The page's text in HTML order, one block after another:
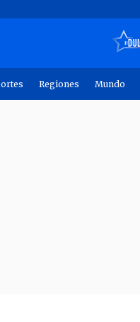
Regiones Mundo